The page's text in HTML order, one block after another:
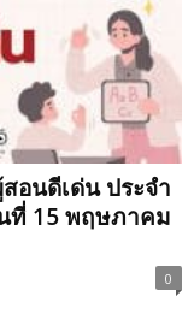
อนดีเด่น ประจำ
ที่ 15 พฤษภาคม
0